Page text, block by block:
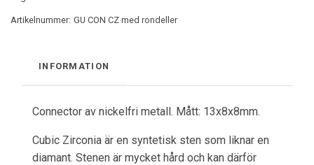
Artikelnummer: GU CON CZ med rondeller
INFORMATION
Connector av nickelfri metall. Mått: 13x8x8mm.
Cubic Zirconia är en syntetisk sten som liknar en
diamant. Stenen är mycket hård och kan därför